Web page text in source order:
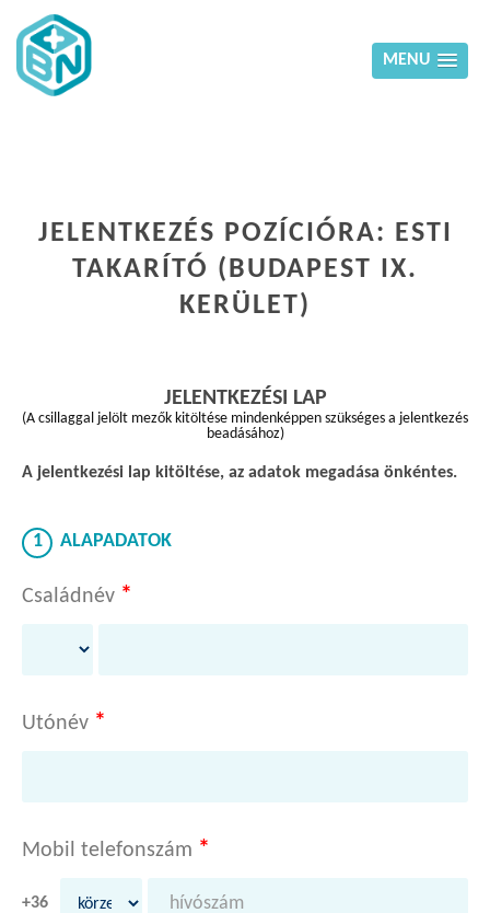
MENU
JELENTKEZÉS POZÍCIÓRA: ESTI
TAKARÍTÓ (BUDAPEST IX.
KERÜLET)
JELENTKEZÉSI LAP
(A csillaggal jelölt mezők kitöltése mindenképpen szükséges a jelentkezés
beadásához)
A jelentkezési lap kitöltése, az adatok megadása önkéntes.
1 ALAPADATOK
Családnév *
Utónév *
Mobil telefonszám *
+36